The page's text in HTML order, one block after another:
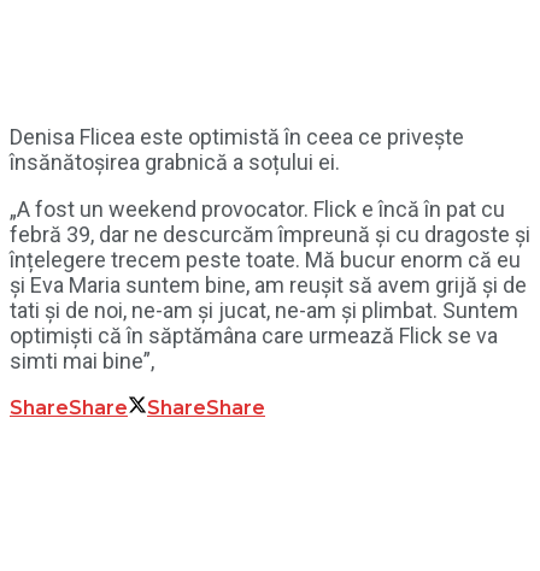
Denisa Flicea este optimistă în ceea ce privește
însănătoșirea grabnică a soțului ei.
„A fost un weekend provocator. Flick e încă în pat cu
febră 39, dar ne descurcăm împreună și cu dragoste și
înțelegere trecem peste toate. Mă bucur enorm că eu
și Eva Maria suntem bine, am reușit să avem grijă și de
tati și de noi, ne-am și jucat, ne-am și plimbat. Suntem
optimiști că în săptămâna care urmează Flick se va
simti mai bine”,
ShareShare ShareShare